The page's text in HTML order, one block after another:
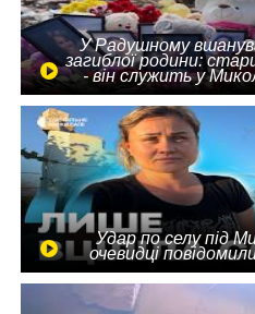
У Радушному
загиблої родини:
- він служить у
Удар по селу під
очевидці